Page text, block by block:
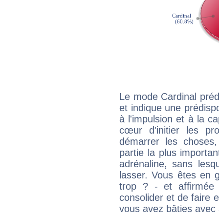
Le mode Cardinal
et indique une
à l'impulsion et à la
cœur d'initier les
démarrer les
partie la plus
adrénaline, sans
lasser. Vous êtes en
trop ? - et affirmée
consolider et de faire
vous avez bâties avec